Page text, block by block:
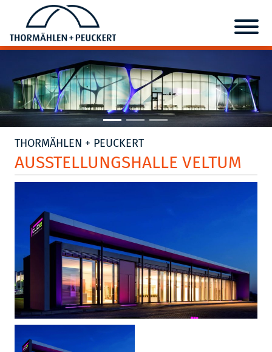
THORMÄHLEN + PEUCKERT
AUSSTELLUNGSHALLE VELTUM